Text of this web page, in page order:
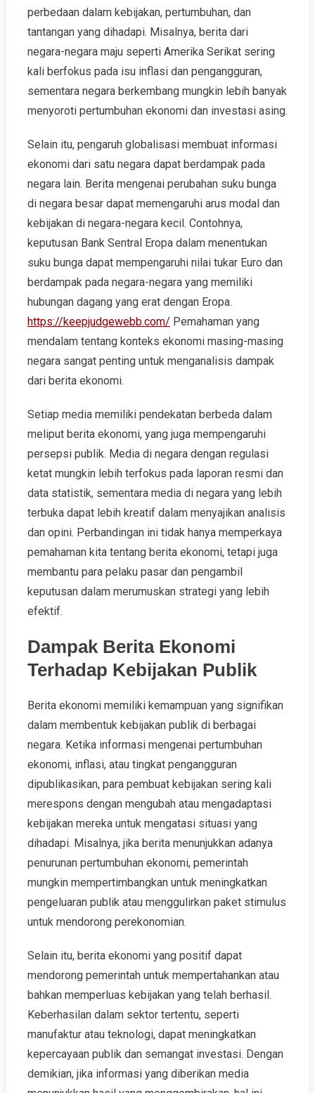
perbedaan dalam kebijakan, pertumbuhan, dan
tantangan yang dihadapi. Misalnya, berita dari
negara-negara maju seperti Amerika Serikat sering
kali berfokus pada isu inflasi dan pengangguran,
sementara negara berkembang mungkin lebih banyak
menyoroti pertumbuhan ekonomi dan investasi asing.
Selain itu, pengaruh globalisasi membuat informasi
ekonomi dari satu negara dapat berdampak pada
negara lain. Berita mengenai perubahan suku bunga
di negara besar dapat memengaruhi arus modal dan
kebijakan di negara-negara kecil. Contohnya,
keputusan Bank Sentral Eropa dalam menentukan
suku bunga dapat mempengaruhi nilai tukar Euro dan
berdampak pada negara-negara yang memiliki
hubungan dagang yang erat dengan Eropa.
https://keepjudgewebb.com/ Pemahaman yang
mendalam tentang konteks ekonomi masing-masing
negara sangat penting untuk menganalisis dampak
dari berita ekonomi.
Setiap media memiliki pendekatan berbeda dalam
meliput berita ekonomi, yang juga mempengaruhi
persepsi publik. Media di negara dengan regulasi
ketat mungkin lebih terfokus pada laporan resmi dan
data statistik, sementara media di negara yang lebih
terbuka dapat lebih kreatif dalam menyajikan analisis
dan opini. Perbandingan ini tidak hanya memperkaya
pemahaman kita tentang berita ekonomi, tetapi juga
membantu para pelaku pasar dan pengambil
keputusan dalam merumuskan strategi yang lebih
efektif.
Dampak Berita Ekonomi
Terhadap Kebijakan Publik
Berita ekonomi memiliki kemampuan yang signifikan
dalam membentuk kebijakan publik di berbagai
negara. Ketika informasi mengenai pertumbuhan
ekonomi, inflasi, atau tingkat pengangguran
dipublikasikan, para pembuat kebijakan sering kali
merespons dengan mengubah atau mengadaptasi
kebijakan mereka untuk mengatasi situasi yang
dihadapi. Misalnya, jika berita menunjukkan adanya
penurunan pertumbuhan ekonomi, pemerintah
mungkin mempertimbangkan untuk meningkatkan
pengeluaran publik atau menggulirkan paket stimulus
untuk mendorong perekonomian.
Selain itu, berita ekonomi yang positif dapat
mendorong pemerintah untuk mempertahankan atau
bahkan memperluas kebijakan yang telah berhasil.
Keberhasilan dalam sektor tertentu, seperti
manufaktur atau teknologi, dapat meningkatkan
kepercayaan publik dan semangat investasi. Dengan
demikian, jika informasi yang diberikan media